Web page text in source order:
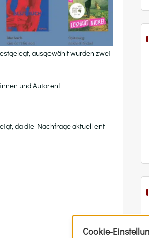
aus­ge­wählt wur­den zwei
und Autoren!
da die Nach­fra­ge aktu­ell ent­
Cookie-